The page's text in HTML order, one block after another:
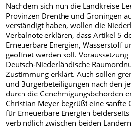
Nachdem sich nun die Landkreise
Provinzen Drenthe und Groningen
verständigt haben, wollen die
Verbalnote erklären, dass Artikel 5
Erneuerbare Energien, Wasserstoff
geöffnet werden soll.
Deutsch-Niederländische
Zustimmung erklärt. Auch sollen
und Bürgerbeteiligungen nach den
durch die Genehmigungsbehörden
Christian Meyer begrüßt eine sanfte
für Erneuerbare Energien
verbindlich zwischen beiden